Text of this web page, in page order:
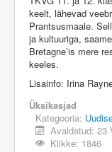
keelt, lähevad
Prantsusmaale.
ja kultuuriga,
Bretagne’is mere
keeles.
Lisainfo: Irina
Üksikasjad
Kategooria:
Avaldatud: 23
Klikke: 1846